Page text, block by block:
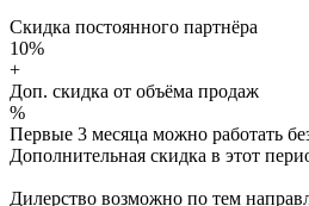
Скидка постоянного партнёра
10%
+
Доп. скидка от объёма продаж
%
Первые 3 месяца можно работать
Дополнительная скидка в этот
Дилерство возможно по тем